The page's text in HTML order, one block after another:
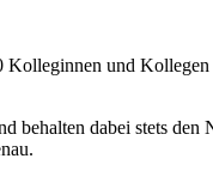
und
behalten dabei stets